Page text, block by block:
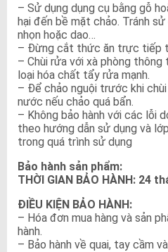
– Sử dụng dụng cụ bằng gỗ
hại đến bề mặt chảo. Tránh
nhọn hoặc dao…
– Đừng cắt thức ăn trực tiếp
– Chùi rửa với xà phòng
loại hóa chất tẩy rửa mạnh.
– Để chảo nguội trước khi
nước nếu chảo quá bẩn.
– Không bảo hành với các lỗi
theo hướng dẫn sử dụng và
trong quá trình sử dụng
Bảo hành sản phẩm:
THỜI GIAN BẢO HÀNH: 24
ĐIỀU KIỆN BẢO HÀNH:
– Hóa đơn mua hàng và sản
hành.
– Bảo hành về quai, tay cầm